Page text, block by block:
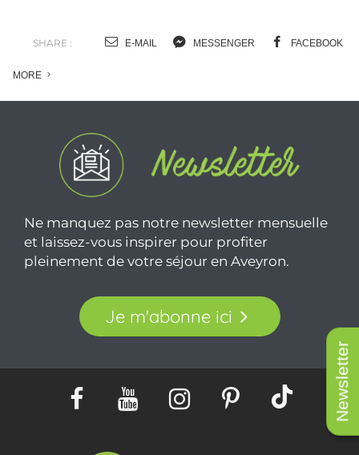
Newsletter
SHARE : E-MAIL MESSENGER FACEBOOK
MORE
Ne manquez pas notre newsletter mensuelle
et laissez-vous inspirer pour profiter
pleinement de votre séjour en Aveyron.
Je m'abonne ici